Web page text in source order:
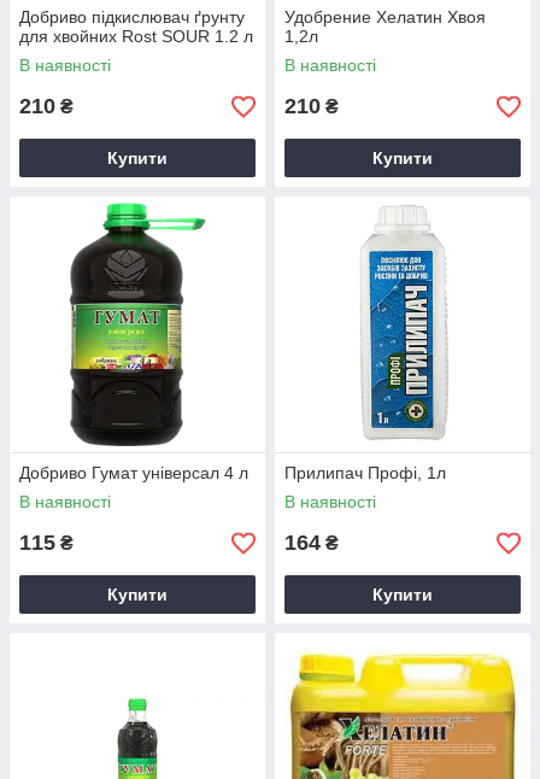
Добриво підкислювач ґрунту
для хвойних Rost SOUR 1.2 л
В наявності
210 ₴
Купити
Удобрение Хелатин Хвоя
1,2л
В наявності
210 ₴
Купити
Добриво Гумат універсал 4 л
В наявності
115 ₴
Купити
Прилипач Профі, 1л
В наявності
164 ₴
Купити